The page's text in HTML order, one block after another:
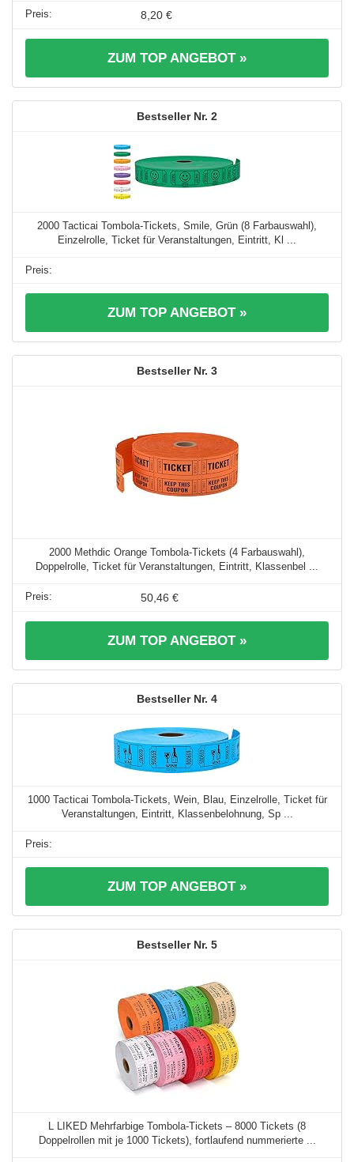
8,20 €
ZUM TOP ANGEBOT »
2
2000 Tacticai Tombola-Tickets, Smile, Grün (8 Farbauswahl),
Einzelrolle, Ticket für Veranstaltungen, Eintritt, Kl ...
ZUM TOP ANGEBOT »
3
2000 Methdic Orange Tombola-Tickets (4 Farbauswahl),
Doppelrolle, Ticket für Veranstaltungen, Eintritt, Klassenbel ...
50,46 €
ZUM TOP ANGEBOT »
4
1000 Tacticai Tombola-Tickets, Wein, Blau, Einzelrolle, Ticket für
Veranstaltungen, Eintritt, Klassenbelohnung, Sp ...
ZUM TOP ANGEBOT »
5
L LIKED Mehrfarbige Tombola-Tickets – 8000 Tickets (8
Doppelrollen mit je 1000 Tickets), fortlaufend nummerierte ...